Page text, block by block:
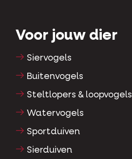
Voor jouw dier
Siervogels
Buitenvogels
Steltlopers & loopvogels
Watervogels
Sportduiven
Sierduiven